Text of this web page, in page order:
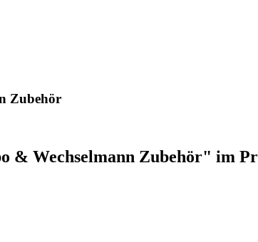
Zubehör
& Wechselmann Zubehör" im